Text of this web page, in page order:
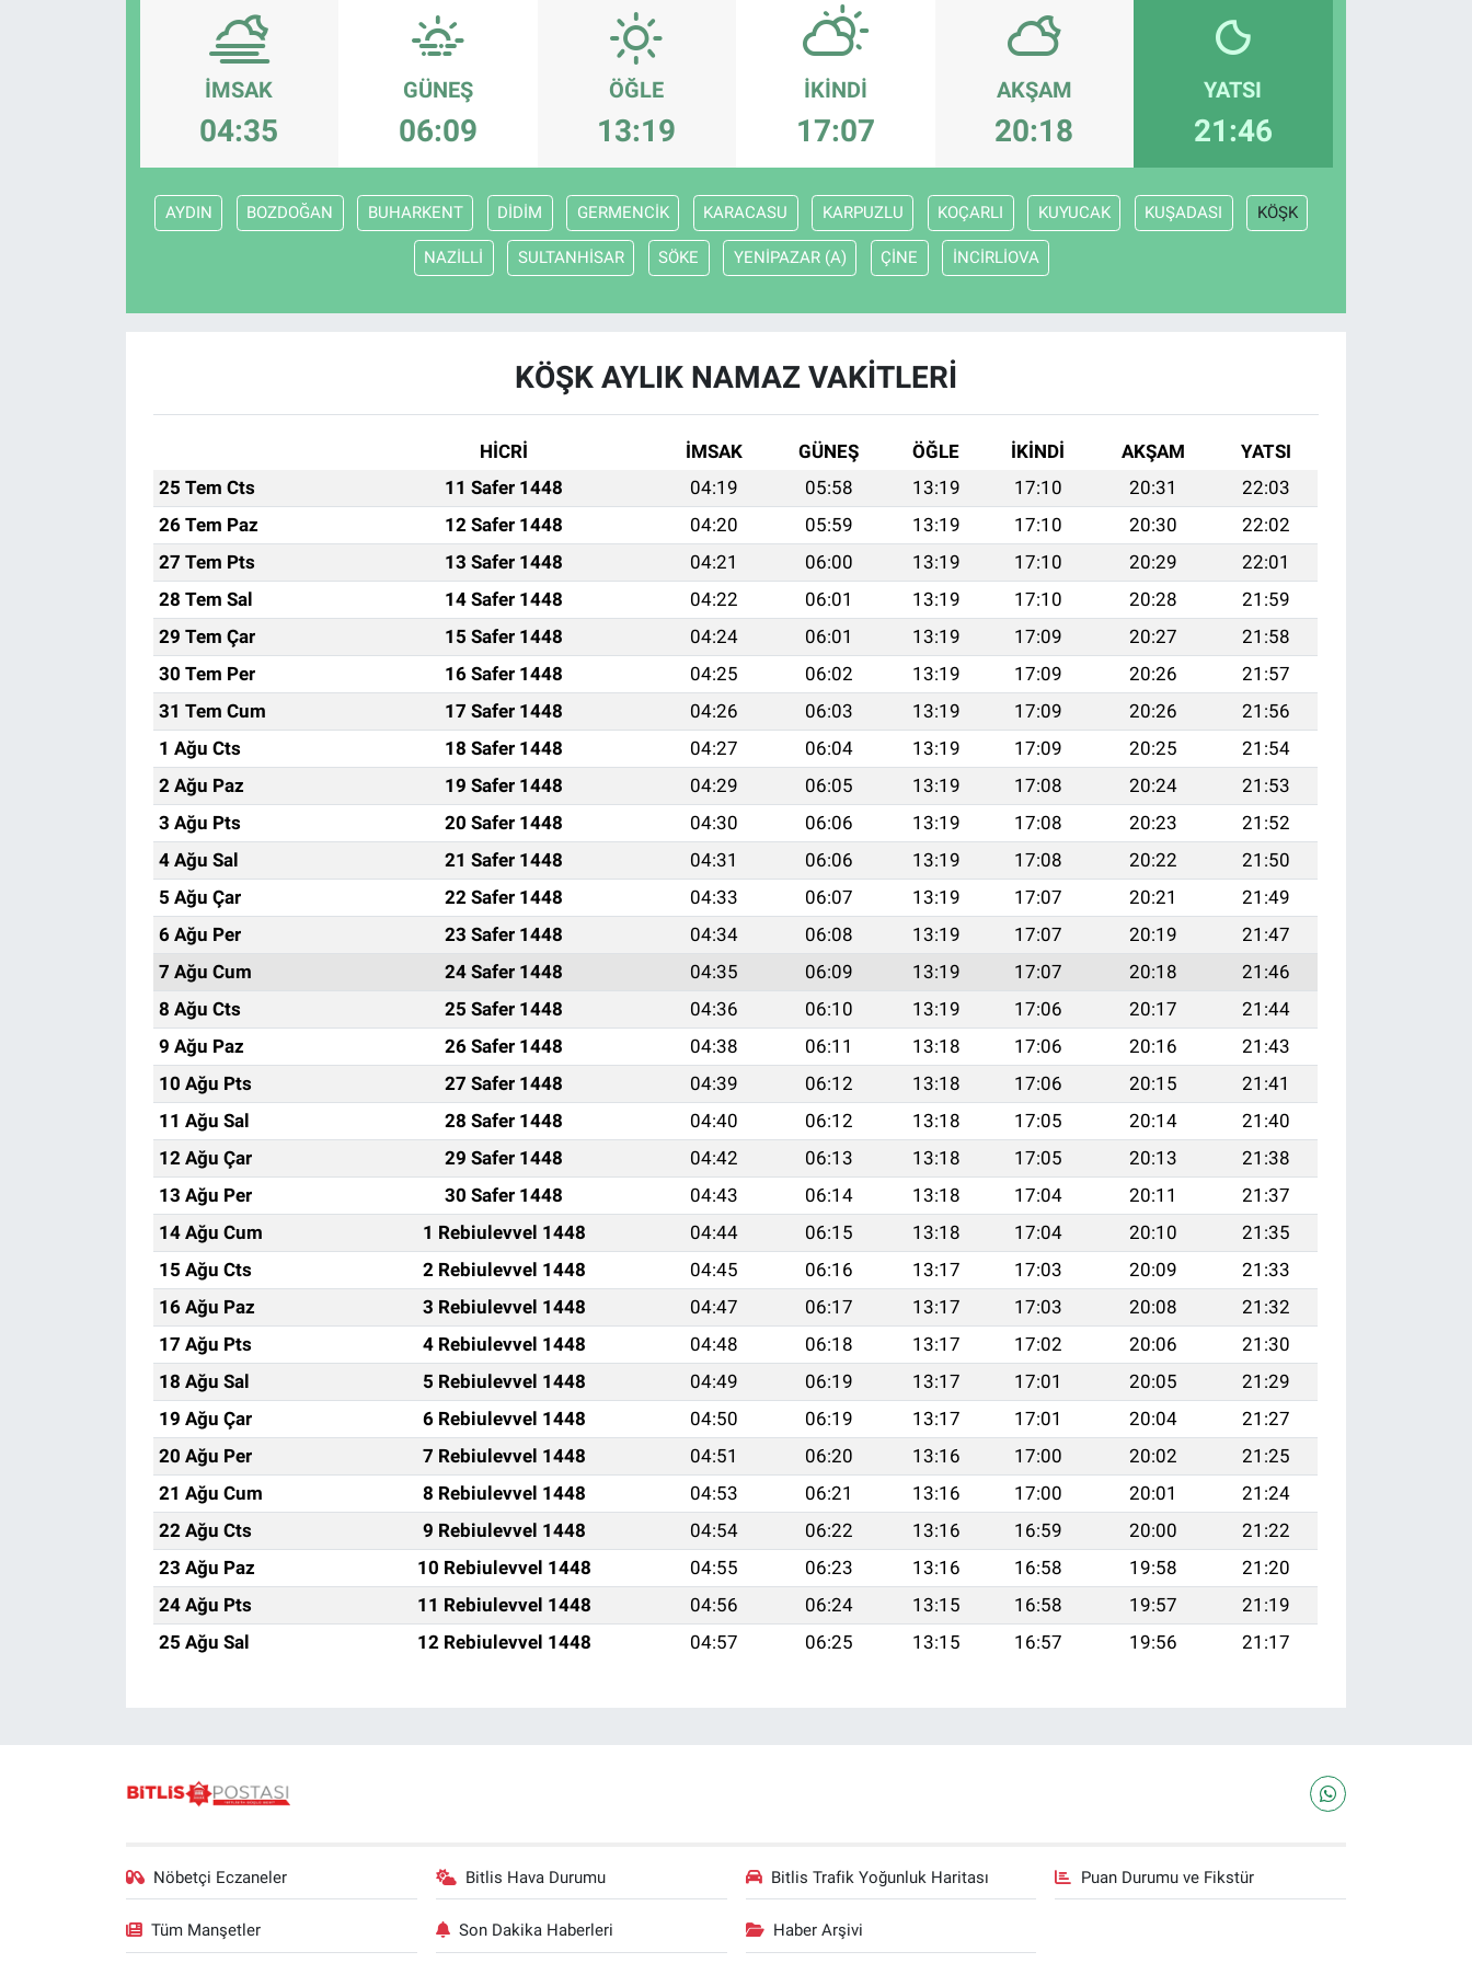
İMSAK
04:35
GÜNEŞ
06:09
ÖĞLE
13:19
İKINDI
17:07
AKŞAM
20:18
YATSI
21:46
AYDIN BOZDOĞAN BUHARKENT DİDİM GERMENCİK KARACASU KARPUZLU KOÇARLI KUYUCAK KUŞADASI KÖŞK
NAZİLLİ SULTANHİSAR SÖKE YENİPAZAR (A) ÇİNE İNCİRLİOVA
KÖŞK AYLIK NAMAZ VAKITLERI
HİCRİ İMSAK GÜNEŞ ÖĞLE İKINDI AKŞAM
YATSI
25 Tem Cts
11 Safer 1448 04:19 05:58 13:19 17:10 20:31
22:03
26 Tem Paz
12 Safer 1448 04:20 05:59 13:19 17:10 20:30
22:02
27 Tem Pts
13 Safer 1448 04:21 06:00 13:19 17:10 20:29
22:01
28 Tem Sal
14 Safer 1448 04:22 06:01 13:19 17:10 20:28
21:59
29 Tem Çar
15 Safer 1448 04:24 06:01 13:19 17:09 20:27
21:58
30 Tem Per
16 Safer 1448 04:25 06:02 13:19 17:09 20:26
21:57
31 Tem Cum
17 Safer 1448 04:26 06:03 13:19 17:09 20:26
21:56
1 Ağu Cts
18 Safer 1448 04:27 06:04 13:19 17:09 20:25
21:54
2 Ağu Paz
19 Safer 1448 04:29 06:05 13:19 17:08 20:24
21:53
3 Ağu Pts
20 Safer 1448 04:30 06:06 13:19 17:08 20:23
21:52
4 Ağu Sal
21 Safer 1448 04:31 06:06 13:19 17:08 20:22
21:50
5 Ağu Çar
22 Safer 1448 04:33 06:07 13:19 17:07 20:21
21:49
6 Ağu Per
23 Safer 1448 04:34 06:08 13:19 17:07 20:19
21:47
7 Ağu Cum
24 Safer 1448 04:35 06:09 13:19 17:07 20:18
21:46
8 Ağu Cts
25 Safer 1448 04:36 06:10 13:19 17:06 20:17
21:44
9 Ağu Paz
26 Safer 1448 04:38 06:11 13:18 17:06 20:16
21:43
10 Ağu Pts
27 Safer 1448 04:39 06:12 13:18 17:06 20:15
21:41
11 Ağu Sal
28 Safer 1448 04:40 06:12 13:18 17:05 20:14
21:40
12 Ağu Çar
29 Safer 1448 04:42 06:13 13:18 17:05 20:13
21:38
13 Ağu Per
30 Safer 1448 04:43 06:14 13:18 17:04 20:11
21:37
14 Ağu Cum
1 Rebiulevvel 1448 04:44 06:15 13:18 17:04 20:10
21:35
15 Ağu Cts
2 Rebiulevvel 1448 04:45 06:16 13:17 17:03 20:09
21:33
16 Ağu Paz
3 Rebiulevvel 1448 04:47 06:17 13:17 17:03 20:08
21:32
17 Ağu Pts
4 Rebiulevvel 1448 04:48 06:18 13:17 17:02 20:06
21:30
18 Ağu Sal
5 Rebiulevvel 1448 04:49 06:19 13:17 17:01 20:05
21:29
19 Ağu Çar
6 Rebiulevvel 1448 04:50 06:19 13:17 17:01 20:04
21:27
20 Ağu Per
7 Rebiulevvel 1448 04:51 06:20 13:16 17:00 20:02
21:25
21 Ağu Cum
8 Rebiulevvel 1448 04:53 06:21 13:16 17:00 20:01
21:24
22 Ağu Cts
9 Rebiulevvel 1448 04:54 06:22 13:16 16:59 20:00
21:22
23 Ağu Paz
10 Rebiulevvel 1448 04:55 06:23 13:16 16:58 19:58
21:20
24 Ağu Pts
11 Rebiulevvel 1448 04:56 06:24 13:15 16:58 19:57
21:19
25 Ağu Sal
12 Rebiulevvel 1448 04:57 06:25 13:15 16:57 19:56 21:17
Nöbetçi Eczaneler Bitlis Hava Durumu Bitlis Trafik Yoğunluk Haritası Puan Durumu ve Fikstür
Tüm Manşetler Son Dakika Haberleri Haber Arşivi